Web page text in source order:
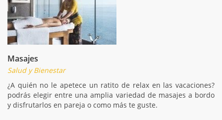
Masajes
Salud y Bienestar
¿A quién no le apetece un ratito de relax en las vacaciones?
podrás elegir entre una amplia variedad de masajes a bordo
y disfrutarlos en pareja o como más te guste.